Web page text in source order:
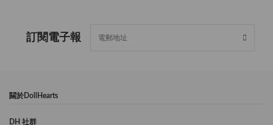
訂閱電子報
闗於DollHearts
DH 社群